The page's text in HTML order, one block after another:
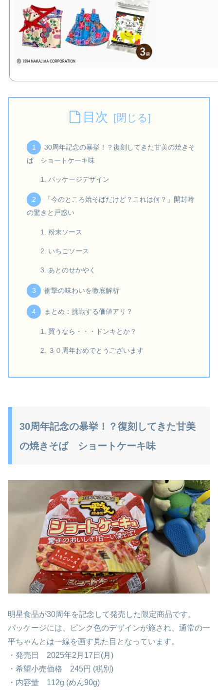
目次
30周年記念の暴挙！？復刻してきた甘美の焼きそ
ば ショートケーキ味
パッケージデザイン
「今のところ焼そばだけど？これは何？」開封時
の驚きと戸惑い
粉末ソース
いちごソース
あとのせかやく
衝撃の味わいを徹底解析
まとめ：挑戦する価値アリ？
買うなら・・・ドンキとか？
３０周年おめでとうございます
30周年記念の暴挙！？復刻してきた甘美
の焼きそば ショートケーキ味
明星食品が30周年を記念して発売した限定商品です。
パッケージには、ピンク色のデザインが施され、通常の一
平ちゃんとは一線を画す見た目となっています。
・発売日 2025年2月17日(月)
・希望小売価格 245円 (税別)
・内容量 112g (めん90g)